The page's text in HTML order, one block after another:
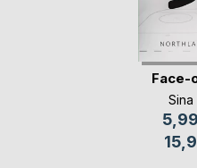
Face-
Sina